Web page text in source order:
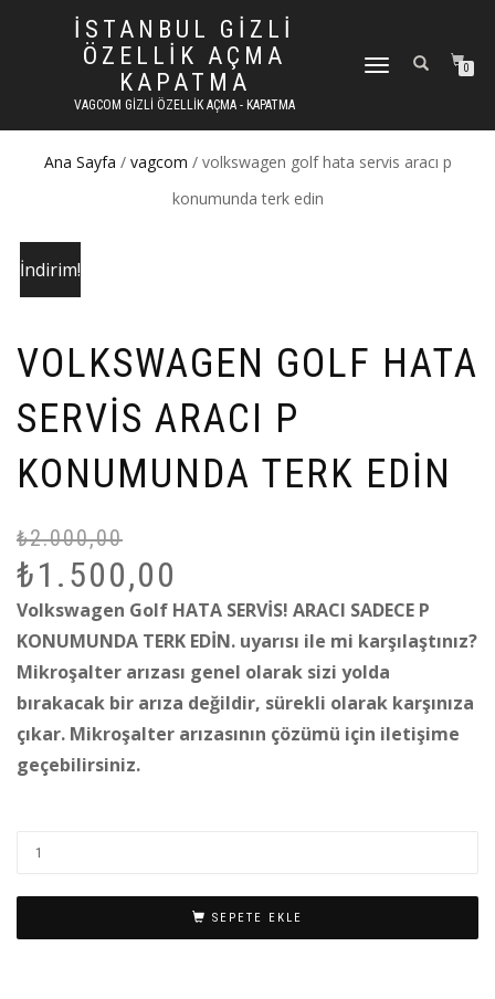
İSTANBUL GIZLI
ÖZELLIK AÇMA
KAPATMA
VAGCOM GIZLI ÖZELLIK AÇMA - KAPATMA
DOLAŞIMI AÇ/KAPAT0
Ana Sayfa / vagcom / volkswagen golf hata servis aracı p
konumunda terk edin
İndirim!
VOLKSWAGEN GOLF HATA
SERVIS ARACI P
KONUMUNDA TERK EDIN
₺2.000,00
₺1.500,00
Volkswagen Golf HATA SERVİS! ARACI SADECE P
KONUMUNDA TERK EDİN. uyarısı ile mi karşılaştınız?
Mikroşalter arızası genel olarak sizi yolda
bırakacak bir arıza değildir, sürekli olarak karşınıza
çıkar. Mikroşalter arızasının çözümü için iletişime
geçebilirsiniz.
SEPETE EKLE